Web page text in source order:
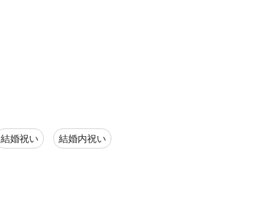
結婚祝い 結婚内祝い